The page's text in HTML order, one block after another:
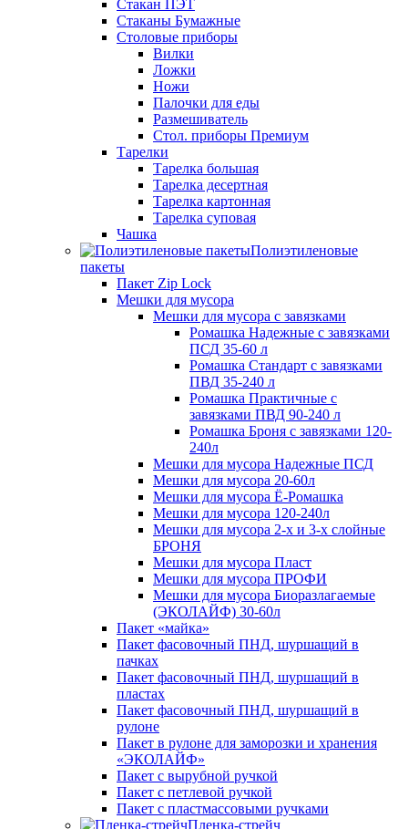
Стакан ПЭТ
Стаканы Бумажные
Столовые приборы
Вилки
Ложки
Ножи
Палочки для еды
Размешиватель
Стол. приборы Премиум
Тарелки
Тарелка большая
Тарелка десертная
Тарелка картонная
Тарелка суповая
Чашка
Полиэтиленовые
пакеты
Пакет Zip Lock
Мешки для мусора
Мешки для мусора с завязками
Ромашка Надежные с завязками
ПСД 35-60 л
Ромашка Стандарт с завязками
ПВД 35-240 л
Ромашка Практичные с
завязками ПВД 90-240 л
Ромашка Броня с завязками 120-
240л
Мешки для мусора Надежные ПСД
Мешки для мусора 20-60л
Мешки для мусора Ё-Ромашка
Мешки для мусора 120-240л
Мешки для мусора 2-х и 3-х слойные
БРОНЯ
Мешки для мусора Пласт
Мешки для мусора ПРОФИ
Мешки для мусора Биоразлагаемые
(ЭКОЛАЙФ) 30-60л
Пакет «майка»
Пакет фасовочный ПНД, шуршащий в
пачках
Пакет фасовочный ПНД, шуршащий в
пластах
Пакет фасовочный ПНД, шуршащий в
рулоне
Пакет в рулоне для заморозки и хранения
«ЭКОЛАЙФ»
Пакет с вырубной ручкой
Пакет с петлевой ручкой
Пакет с пластмассовыми ручками
Пленка-стрейч